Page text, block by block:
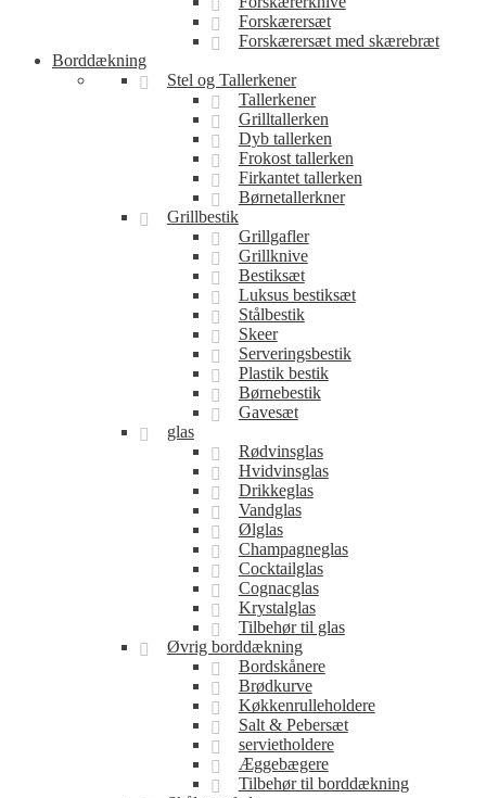
Forskærersæt
Forskærersæt med skærebræt
Borddækning
Stel og Tallerkener
Tallerkener
Grilltallerken
Dyb tallerken
Frokost tallerken
Firkantet tallerken
Børnetallerkner
Grillbestik
Grillgafler
Grillknive
Bestiksæt
Luksus bestiksæt
Stålbestik
Skeer
Serveringsbestik
Plastik bestik
Børnebestik
Gavesæt
glas
Rødvinsglas
Hvidvinsglas
Drikkeglas
Vandglas
Ølglas
Champagneglas
Cocktailglas
Cognacglas
Krystalglas
Tilbehør til glas
Øvrig borddækning
Bordskånere
Brødkurve
Køkkenrulleholdere
Salt & Pebersæt
servietholdere
Æggebægere
Tilbehør til borddækning